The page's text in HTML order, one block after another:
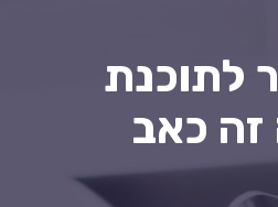
לתוכנת
כאב